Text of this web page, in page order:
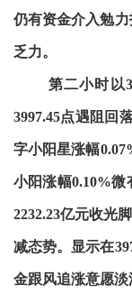
仍有资金介入勉
乏力。
第二小时以
3997.45点遇阻回
字小阳星涨幅
小阳涨幅0.10%
2232.23亿元收光
减态势。显示在
金跟风追涨意愿淡